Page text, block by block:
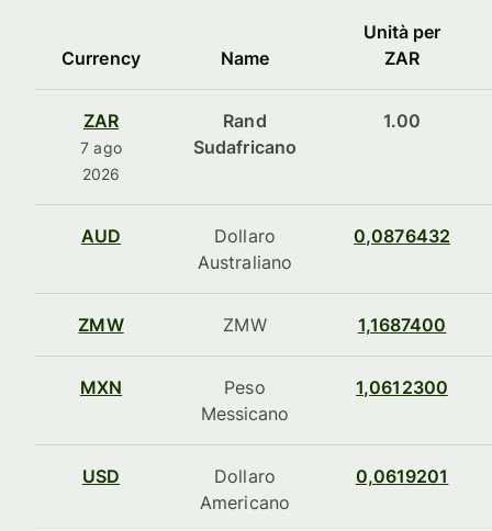
Currency Name
Unità per
ZAR
ZAR
7 ago
2026
Rand
Sudafricano
1.00
AUD
Dollaro
Australiano
0,0876432
ZMW ZMW 1,1687400
MXN
Peso
Messicano
1,0612300
USD
Dollaro
Americano
0,0619201